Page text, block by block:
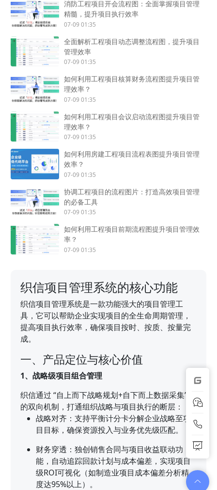
消防工程项目开会流程图：全面掌握项目管理
精髓，提升项目执行效率
07-09 01:35
全面解析工程项目动态调整流程图，提升项目
管理效率
07-09 01:35
如何利用工程项目核算财务流程图提升项目管
理效率？
07-09 01:35
如何利用工程项目会议启动流程图提升项目管
理效率？
07-09 01:35
如何利用房建工程项目流程表图提升项目管理
效率？
07-09 01:35
协调工程项目的流程图片：打造高效项目管理
的必备工具
07-09 01:35
如何利用工程项目前期流程图提升项目管理效
率？
07-09 01:35
织信项目管理系统的核心功能
织信项目管理系统是一款功能强大的项目管理工
具，它可以帮助企业实现项目的全生命周期管理，
提高项目执行效率，确保项目按时、按质、按量完
成。
一、产品定位与核心价值
1、战略级项目组合管理
织信通过 “自上而下战略规划+自下而上数据采集”
的双向机制，打通组织战略与项目执行的断层：
战略对齐：支持平衡计分卡分解企业战略至项
目目标，确保资源投入与业务优先级匹配。
财务穿透：独创销售合同与项目收益联动功
能，自动追踪回款计划与成本偏差，实现项目
级ROI可视化（如制造业项目成本偏差分析精
度达95%以上）。